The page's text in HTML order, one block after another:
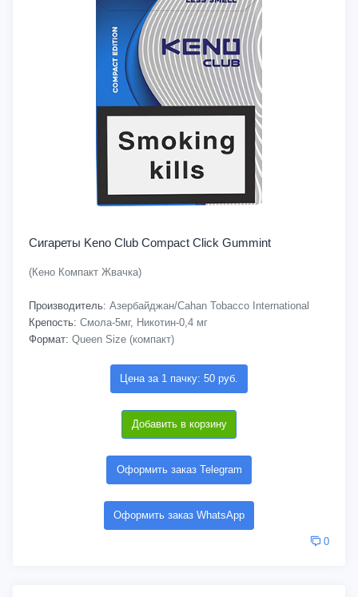
Сигареты Keno Club Compact Click Gummint
(Кено Компакт Жвачка)
Производитель: Азербайджан/Cahan Tobacco International
Крепость: Смола-5мг, Никотин-0,4 мг
Формат: Queen Size (компакт)
Цена за 1 пачку: 50 руб.
Добавить в корзину
Оформить заказ Telegram
Оформить заказ WhatsApp
0